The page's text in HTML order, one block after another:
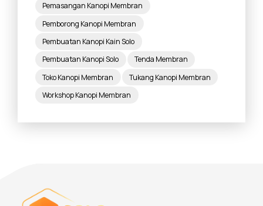
Pemasangan Kanopi Membran
Pemborong Kanopi Membran
Pembuatan Kanopi Kain Solo
Pembuatan Kanopi Solo
Tenda Membran
Toko Kanopi Membran
Tukang Kanopi Membran
Workshop Kanopi Membran